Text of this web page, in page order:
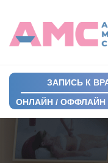
ЗАПИСЬ К
ОНЛАЙН / ОФФЛАЙН